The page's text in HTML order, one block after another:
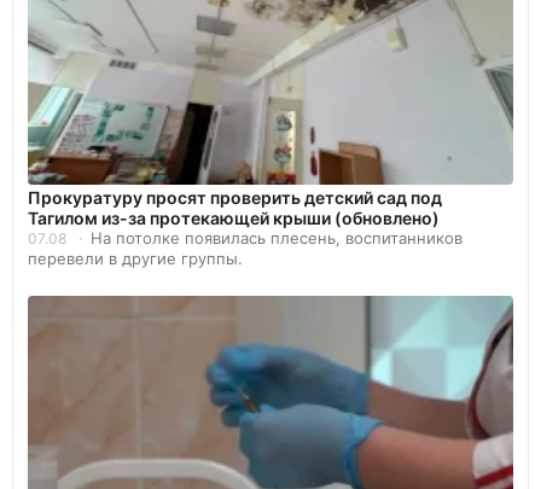
Прокуратуру просят проверить детский сад под
Тагилом из-за протекающей крыши (обновлено)
07.08
На потолке появилась плесень, воспитанников
перевели в другие группы.